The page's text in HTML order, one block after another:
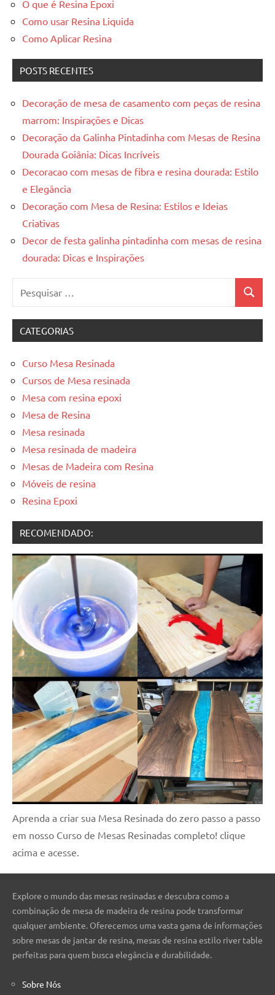
O que é Resina Epoxi
Como usar Resina Liquida
Como Aplicar Resina
POSTS RECENTES
Decoração de mesa de casamento com peças de resina
marrom: Inspirações e Dicas
Decoração da Galinha Pintadinha com Mesas de Resina
Dourada Goiânia: Dicas Incríveis
Decoracao com mesas de fibra e resina dourada: Estilo
e Elegância
Decoração com Mesa de Resina: Estilos e Ideias
Criativas
Decor de festa galinha pintadinha com mesas de resina
dourada: Dicas e Inspirações
CATEGORIAS
Curso Mesa Resinada
Cursos de Mesa resinada
Mesa com resina epoxi
Mesa de Resina
Mesa resinada
Mesa resinada de madeira
Mesas de Madeira com Resina
Móveis de resina
Resina Epoxi
RECOMENDADO:
Aprenda a criar sua Mesa Resinada do zero passo a passo
em nosso Curso de Mesas Resinadas completo! clique
acima e acesse.
Explore o mundo das mesas resinadas e descubra como a
combinação de mesa de madeira de resina pode transformar
qualquer ambiente. Oferecemos uma vasta gama de informações
sobre mesas de jantar de resina, mesas de resina estilo river table
perfeitas para quem busca elegância e durabilidade.
Sobre Nós